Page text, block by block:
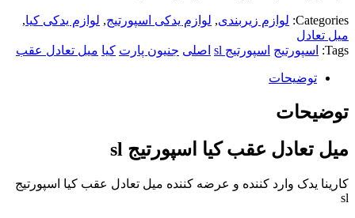
Categories: لوازم زیربندی, لوازم یدکی اسپورتیج, لوازم یدکی کیا,
میل تعادل
Tags:
اسپورتیج اسپورتیج sl اصلی جنیون پارت کیا میل تعادل عقب
توضیحات
توضیحات
میل تعادل عقب کیا اسپورتیج sl
کارینا یدک وارد کننده و عرضه کننده میل تعادل عقب کیا اسپورتیج
sl